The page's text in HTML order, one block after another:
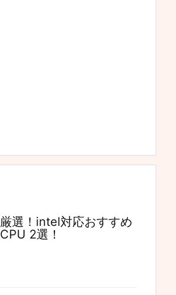
厳選！intel対応おすすめ
CPU 2選！